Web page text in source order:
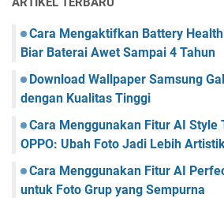
Cara Mengaktifkan Battery Health
Biar Baterai Awet Sampai 4 Tahun
Download Wallpaper Samsung
dengan Kualitas Tinggi
Cara Menggunakan Fitur AI Style
OPPO: Ubah Foto Jadi Lebih
Cara Menggunakan Fitur AI
untuk Foto Grup yang Sempurna